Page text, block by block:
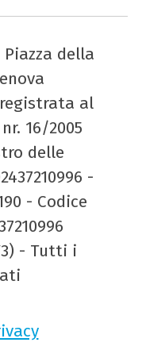
della
al
16/2005
delle
-
- Codice
- Tutti i